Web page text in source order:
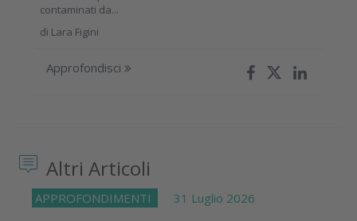
contaminati da...
di Lara Figini
Approfondisci
Altri Articoli
APPROFONDIMENTI 31 Luglio 2026